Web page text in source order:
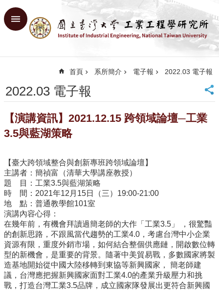
跳到主要內容區塊
進
首
頁
大
首
頁
站
導
覽
English
系
所
簡
介
學
首頁 系所簡介 電子報 2022.03 電子報
2022.03 電子報
【演講資訊】2021.12.15 跨領域論壇─工業
3.5與藍湖策略
【臺大跨領域整合與創新專班跨領域論壇】
主講者：簡禎富（清華大學講座教授）
題 目：工業3.5與藍湖策略
時 間：2021年12月15日（三）19:00-21:00
地 點：普通教學館101室
演講內容心得：
在幾年前，有機會拜讀過簡老師的大作「工業3.5」 ，很驚豔
的創新思路，不跟風當代趨勢的工業4.0，考慮台灣中小企業
資源有限，重度外銷市場，如何結合整個供應鏈，開啟數位轉
型的新機會，是重要的背景。隨著中美貿易戰，多數國家將製
造基地開始從中國大陸移轉到東協等新興國家， 簡老師建
議，台灣應把握新興國家面對工業4.0的產業升級壓力和挑
戰，打造台灣工業3.5品牌，成立國家隊發展出更符合新興國